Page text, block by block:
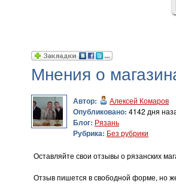
Мнения о
Автор: Алексей Комаров
Опубликовано: 4142 дня
Блог: Рязань
Рубрика: Без рубрики
Оставляйте свои отзывы о рязанских
Отзыв пишется в свободной форме, но